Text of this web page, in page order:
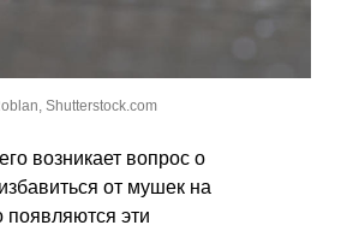
Shutterstock.com
возникает вопрос о
от мушек на
появляются эти